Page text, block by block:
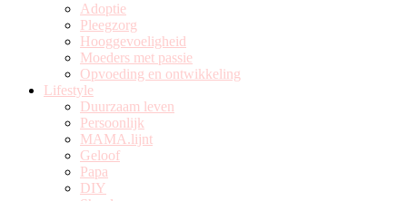
Adoptie
Pleegzorg
Hooggevoeligheid
Moeders met passie
Opvoeding en ontwikkeling
Lifestyle
Duurzaam leven
Persoonlijk
MAMA.lijnt
Geloof
Papa
DIY